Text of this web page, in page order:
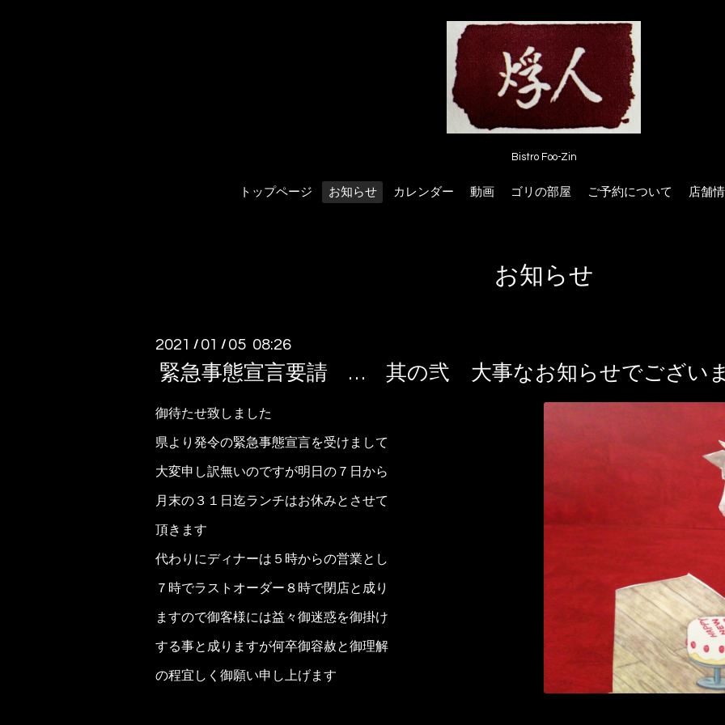
Bistro Foo-Zin
トップページ お知らせ カレンダー 動画 ゴリの部屋 ご予約について 店舗
お知らせ
2021 / 01 / 05 08:26
緊急事態宣言要請 … 其の弐 大事なお知らせでござい
御待たせ致しました
県より発令の緊急事態宣言を受けまして
大変申し訳無いのですが明日の７日から
月末の３１日迄ランチはお休みとさせて
頂きます
代わりにディナーは５時からの営業とし
７時でラストオーダー８時で閉店と成り
ますので御客様には益々御迷惑を御掛け
する事と成りますが何卒御容赦と御理解
の程宜しく御願い申し上げます